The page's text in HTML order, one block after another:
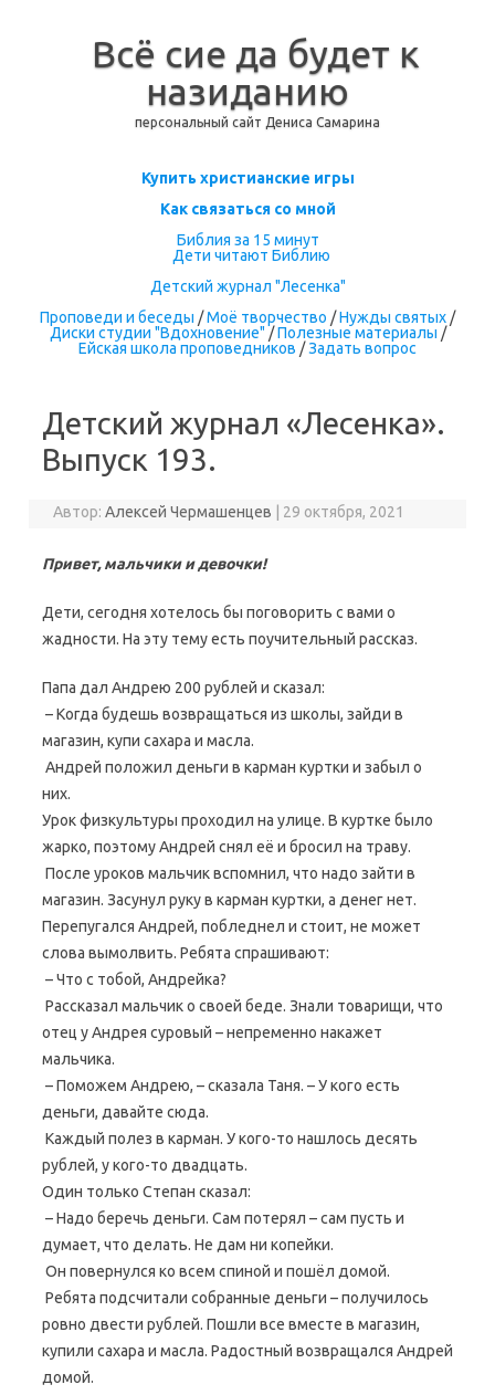
Всё сие да будет к
назиданию
персональный сайт Дениса Самарина
Перейти к содержимому
Купить христианские игры
Как связаться со мной
Библия за 15 минут
Дети читают Библию
Детский журнал "Лесенка"
Проповеди и беседы /Моё творчество /Нужды святых /
Диски студии "Вдохновение" /Полезные материалы /
Ейская школа проповедников /Задать вопрос
Детский журнал «Лесенка».
Выпуск 193.
Автор:Алексей Чермашенцев 29 октября, 2021
Привет, мальчики и девочки!
Дети, сегодня хотелось бы поговорить с вами о
жадности. На эту тему есть поучительный рассказ.
Папа дал Андрею 200 рублей и сказал:
– Когда будешь возвращаться из школы, зайди в
магазин, купи сахара и масла.
Андрей положил деньги в карман куртки и забыл о
них.
Урок физкультуры проходил на улице. В куртке было
жарко, поэтому Андрей снял её и бросил на траву.
После уроков мальчик вспомнил, что надо зайти в
магазин. Засунул руку в карман куртки, а денег нет.
Перепугался Андрей, побледнел и стоит, не может
слова вымолвить. Ребята спрашивают:
– Что с тобой, Андрейка?
Рассказал мальчик о своей беде. Знали товарищи, что
отец у Андрея суровый – непременно накажет
мальчика.
– Поможем Андрею, – сказала Таня. – У кого есть
деньги, давайте сюда.
Каждый полез в карман. У кого-то нашлось десять
рублей, у кого-то двадцать.
Один только Степан сказал:
– Надо беречь деньги. Сам потерял – сам пусть и
думает, что делать. Не дам ни копейки.
Он повернулся ко всем спиной и пошёл домой.
Ребята подсчитали собранные деньги – получилось
ровно двести рублей. Пошли все вместе в магазин,
купили сахара и масла. Радостный возвращался Андрей
домой.